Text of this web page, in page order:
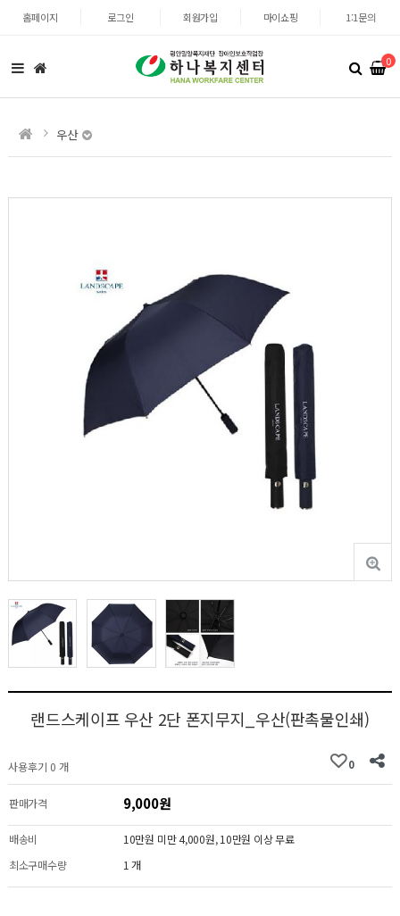
홈페이지 로그인 회원가입 마이쇼핑 1:1문의
0
우산
랜드스케이프 우산 2단 폰지무지_우산(판촉물인쇄)
사용후기 0 개 0
판매가격 9,000원
배송비
10만원 미만 4,000원, 10만원 이상 무료
최소구매수량
1 개